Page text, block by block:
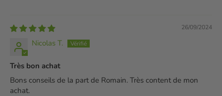
26/09/2024
Nicolas T.
Très bon achat
Bons conseils de la part de Romain. Très content de mon
achat.